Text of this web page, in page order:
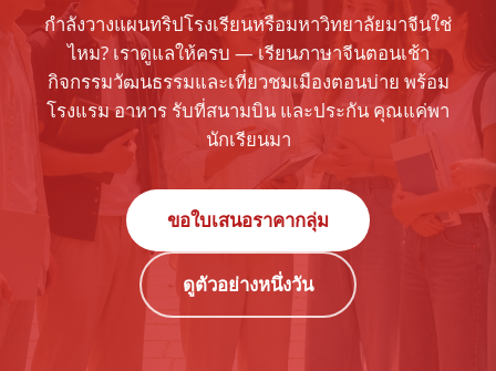
กำลังวางแผนทริปโรงเรียนหรือมหาวิทยาลัยมาจีนใช่
ไหม? เราดูแลให้ครบ — เรียนภาษาจีนตอนเช้า
กิจกรรมวัฒนธรรมและเที่ยวชมเมืองตอนบ่าย พร้อม
โรงแรม อาหาร รับที่สนามบิน และประกัน คุณแค่พา
นักเรียนมา
ขอใบเสนอราคากลุ่ม
ดูตัวอย่างหนึ่งวัน